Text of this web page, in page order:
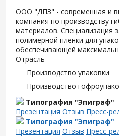
ООО "ДПЗ" - современная и
компания по производству
материалов. Специализация
полимерной плёнки для
обеспечивающей
Отрасль
Производство упаковки
Производство
Типография "Эпиграф"
Презентация Отзыв Пресс-
Типография "Эпиграф"
Презентация Отзыв Пресс-